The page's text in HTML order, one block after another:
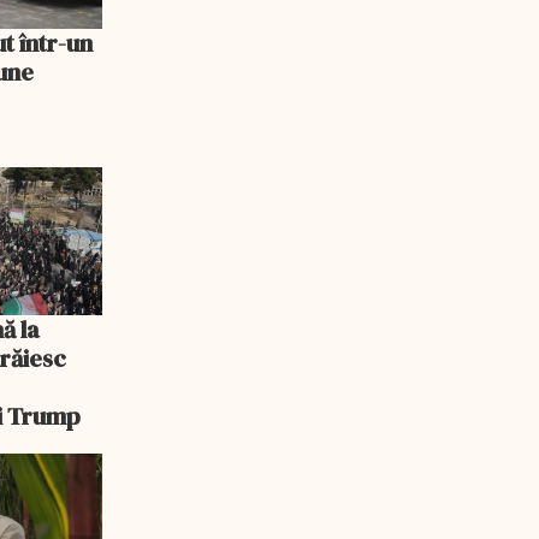
într-un
la
Trump